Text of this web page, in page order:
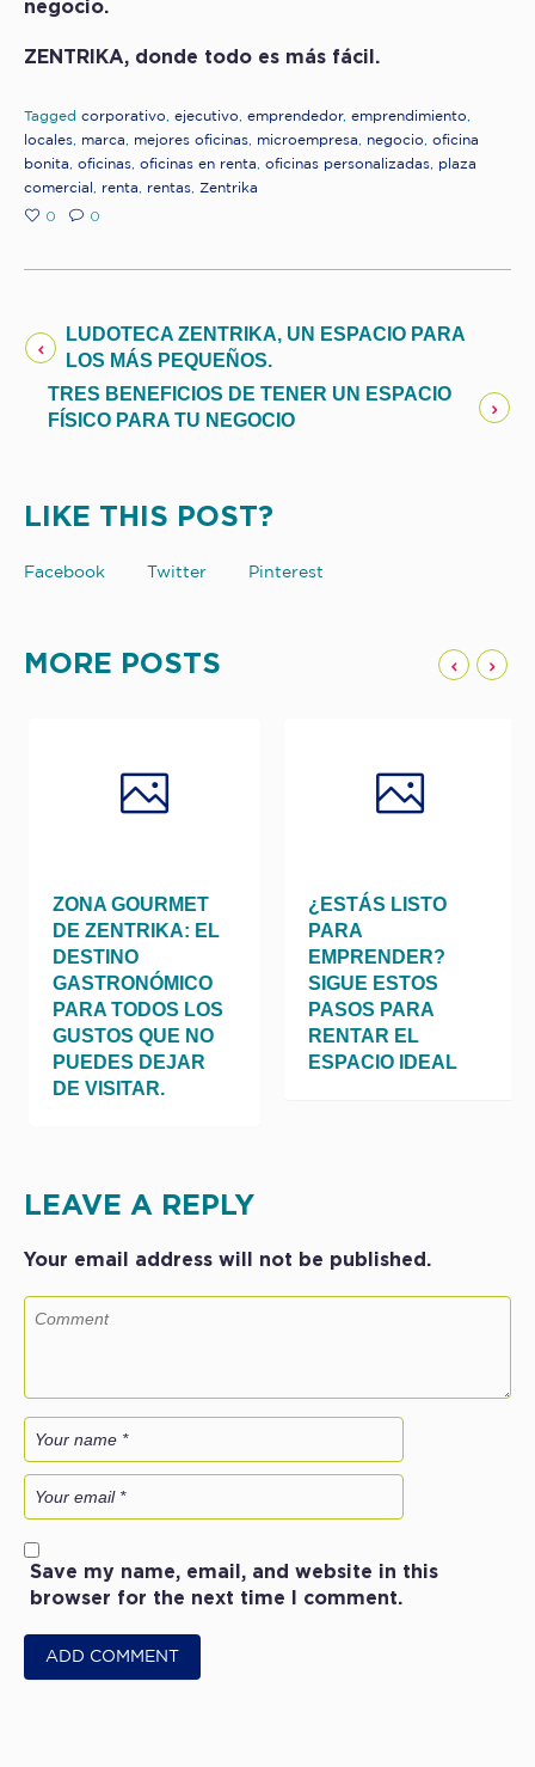
negocio.
ZENTRIKA, donde todo es más fácil.
Tagged corporativo ejecutivo emprendedor, emprendimiento
locales
marca mejores oficinas microempresa negocio
oficina
bonita
oficinas oficinas en renta oficinas personalizadas
plaza
comercial
renta rentas Zentrika
0 0
LUDOTECA ZENTRIKA, UN ESPACIO PARA
LOS MÁS PEQUEÑOS.
TRES BENEFICIOS DE TENER UN ESPACIO
FÍSICO PARA TU NEGOCIO
LIKE THIS POST?
Facebook Twitter Pinterest
MORE POSTS
CHINA,
Y
ZONA GOURMET
DE ZENTRIKA: EL
GASTRONÓMICO
PARA TODOS LOS
GUSTOS QUE NO
PUEDES DEJAR
¿ESTÁS
ESPACIO
LEAVE A REPLY
Your email address will not be published.
Save my name, email, and website in this
browser for the next time I comment.